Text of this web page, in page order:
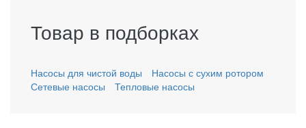
Товар в подборках
Насосы для чистой воды
Насосы с сухим ротором
Сетевые насосы
Тепловые насосы